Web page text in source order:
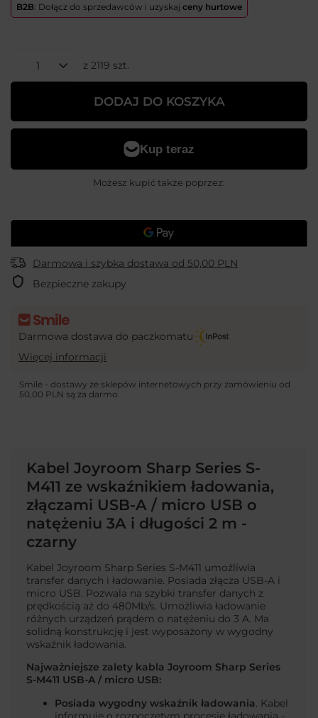
B2B: Dołącz do sprzedawców i uzyskaj ceny hurtowe
z 2119 szt.
DODAJ DO KOSZYKA
Możesz kupić także poprzez:
Darmowa i szybka dostawa od 50,00 PLN
Bezpieczne zakupy
Darmowa dostawa do paczkomatu
Więcej informacji
Smile - dostawy ze sklepów internetowych przy zamówieniu od
50,00 PLN są za darmo.
Kabel Joyroom Sharp Series S-
M411 ze wskaźnikiem ładowania,
złączami USB-A / micro USB o
natężeniu 3A i długości 2 m -
czarny
Kabel Joyroom Sharp Series S-M411 umożliwia
transfer danych i ładowanie. Posiada złącza USB-A i
micro USB. Pozwala na szybki transfer danych z
prędkością aż do 480Mb/s. Umożliwia ładowanie
różnych urządzeń prądem o natężeniu do 3 A. Ma
solidną konstrukcję i jest wyposażony w wygodny
wskaźnik ładowania.
Najważniejsze zalety kabla Joyroom Sharp Series
S-M411 USB-A / micro USB:
Posiada wygodny wskaźnik ładowania. Kabel